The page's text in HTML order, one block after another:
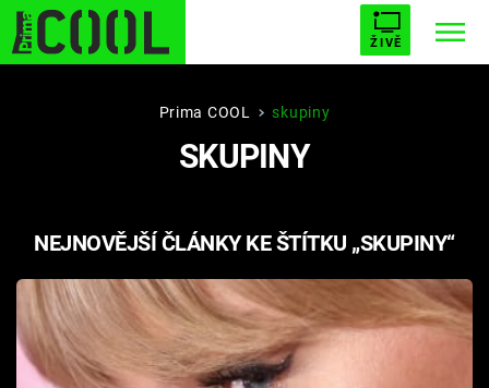
ŽIVĚ
STARHOUSE BUFFY, PŘEMOŽITELKA UPÍRŮ
PLNEJ KOTEL AVENGERS 5
Témata
Filmy
Prima COOL skupiny
SKUPINY
NEJNOVĚJŠÍ ČLÁNKY KE ŠTÍTKU „SKUPINY“